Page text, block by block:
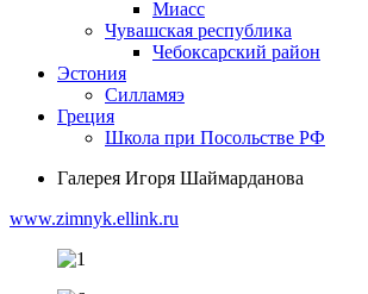
Миасс
Чувашская республика
Чебоксарский район
Эстония
Силламяэ
Греция
Школа при Посольстве РФ
Галерея Игоря Шаймарданова
www.zimnyk.ellink.ru